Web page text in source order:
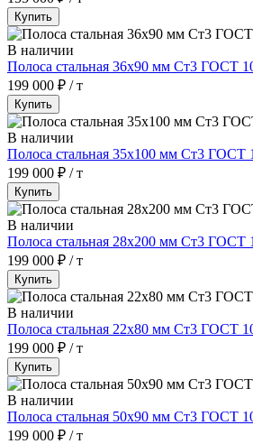
Купить
В наличии
Полоса стальная 36х90 мм Ст3 ГОСТ
199 000 ₽ / т
Купить
В наличии
Полоса стальная 35х100 мм Ст3 ГОСТ
199 000 ₽ / т
Купить
В наличии
Полоса стальная 28х200 мм Ст3 ГОСТ
199 000 ₽ / т
Купить
В наличии
Полоса стальная 22х80 мм Ст3 ГОСТ
199 000 ₽ / т
Купить
В наличии
Полоса стальная 50х90 мм Ст3 ГОСТ
199 000 ₽ / т